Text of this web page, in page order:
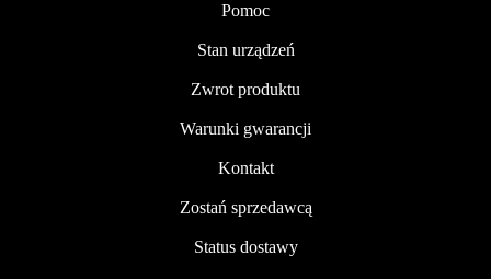
Pomoc
Stan urządzeń
Zwrot produktu
Warunki gwarancji
Kontakt
Zostań sprzedawcą
Status dostawy